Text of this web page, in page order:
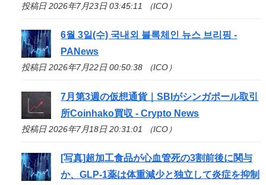
投稿日 2026年7月23日 03:45:11 （ICO）
6월 3일(수) 국내외 블록체인 뉴스 브리핑 -
PANews
投稿日 2026年7月22日 00:50:38 （ICO）
7月第3週の仮想通貨｜SBIがシンガポール取引
所Coinhako買収 - Crypto News
投稿日 2026年7月18日 20:31:01 （ICO）
[写真]超加工食品が心血管死の3割前後に関与
か、GLP-1薬は体重減少と独立して炎症を抑制